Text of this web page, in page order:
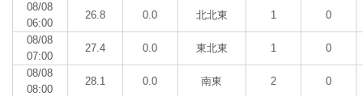
08/08
06:00
26.8 0.0 北北東 1 0
08/08
07:00
27.4 0.0 東北東 1 0
08/08
08:00
28.1 0.0 南東 2 0